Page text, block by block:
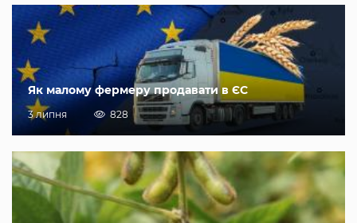
Як малому фермеру продавати в ЄС
3 липня 828